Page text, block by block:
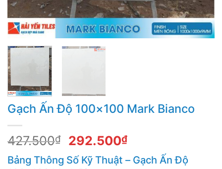
Gạch Ấn Độ 100×100 Mark Bianco
427.500₫
Giá
gốc
là:
292.500₫Giá
hiện
tại
Bảng Thông Số Kỹ Thuật – Gạch Ấn Độ